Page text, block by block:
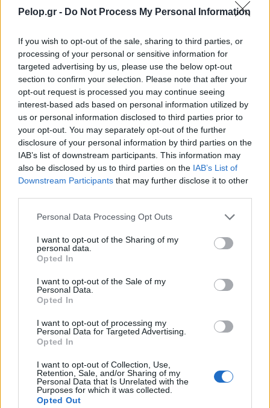
Pelop.gr - Do Not Process My Personal Information
If you wish to opt-out of the sale, sharing to third parties, or
processing of your personal or sensitive information for
targeted advertising by us, please use the below opt-out
section to confirm your selection. Please note that after your
opt-out request is processed you may continue seeing
interest-based ads based on personal information utilized by
us or personal information disclosed to third parties prior to
your opt-out. You may separately opt-out of the further
disclosure of your personal information by third parties on the
IAB’s list of downstream participants. This information may
also be disclosed by us to third parties on the IAB’s List of
Downstream Participants that may further disclose it to other
Please note that this website/app uses one or more Google
not limited to your visit or usage behaviour. You may click to
grant or deny consent to Google and its third-party tags to
use your data for below specified purposes in below Google
consent section.
Personal Data Processing Opt Outs
I want to opt-out of the Sharing of my
personal data.
Opted In
I want to opt-out of the Sale of my
Personal Data.
Opted In
I want to opt-out of processing my
Personal Data for Targeted Advertising.
Opted In
I want to opt-out of Collection, Use,
Retention, Sale, and/or Sharing of my
Personal Data that Is Unrelated with the
Purposes for which it was collected.
Opted Out
Τουρισμός για Ολους 2026: Τα SOS για να κερδίσετε το
voucher διακοπών
Το Minecraft έρχεται στο Nintendo Switch 2 όπως δεν το
έχετε ξαναδεί